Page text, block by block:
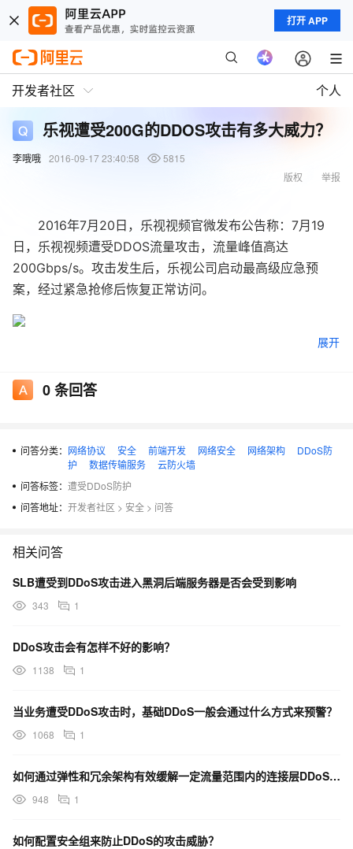
打开 APP
开发者社区 个人
乐视遭受200G的DDOS攻击有多大威力？
李哦哦 2016-09-17 23:40:58
5815
举报
版权
2016年7月20日，乐视视频官微发布公告称：7月19
日，乐视视频遭受DDOS流量攻击，流量峰值高达
200Gbps/s。攻击发生后，乐视公司启动最高级应急预
案，经过紧急抢修后恢复正常访问。
攻击究竟有多大威力？居然能把一家大型互联网公司网站攻
击瘫痪？如何才能做到防患于未然呢？这些问题要先从什么
什么是DDOS？
Service）全称分布式拒绝服务攻击（也称流量洪水）。其
主要攻击方式为利用多台计算机向指定目标服务器发送洪水
般的攻击数据包，导致被攻击服务器系统资源或带宽耗尽，
部停在公路上，导致正常行驶的车辆无法顺利通过，使得交
通瘫痪。
200Gbps究竟有多大威力？
众所周知，由于服务器自身硬件条件的限制，所能容纳
的路所能同时容纳的车辆数量也是有限的。用户在线访问服
展开
0条回答
问答分类： 网络协议 安全 前端开发 网络安全 网络架构
DDoS防
护
数据传输服务
云防火墙
问答标签： 遭受DDoS防护
问答地址： 开发者社区 > 安全 > 问答
相关问答
SLB遭受到DDoS攻击进入黑洞后端服务器是否会受到影响
343 1
DDoS攻击会有怎样不好的影响？
1138 1
当业务遭受DDoS攻击时，基础DDoS一般会通过什么方式来预警？
1068 1
如何通过弹性和冗余架构有效缓解一定流量范围内的连接层DDoS 攻击？
948 1
如何配置安全组来防止DDoS的攻击威胁？